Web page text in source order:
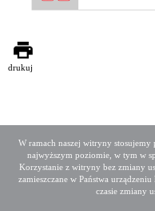
W ramach naszej witryny stosujemy
najwyższym poziomie, w tym w
Korzystanie z witryny bez zmiany
zamieszczane w Państwa
czasie zmiany
drukuj
Deklaracja dostępności
Media społecznościowe